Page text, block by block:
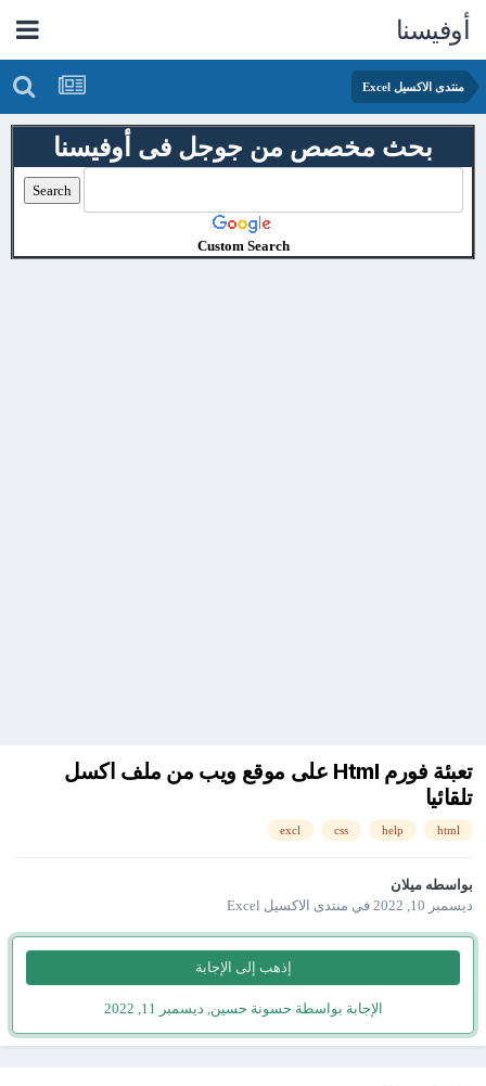
أوفيسنا
منتدى الاكسيل Excel
بحث مخصص من جوجل فى أوفيسنا
Custom Search
تعبئة فورم Html على موقع ويب من ملف اكسل
تلقائيا
html
help
css
excl
بواسطه ميلان
ديسمبر 10, 2022
في منتدى الاكسيل Excel
إذهب إلى الإجابة
الإجابة بواسطة حسونة حسين,ديسمبر 11, 2022